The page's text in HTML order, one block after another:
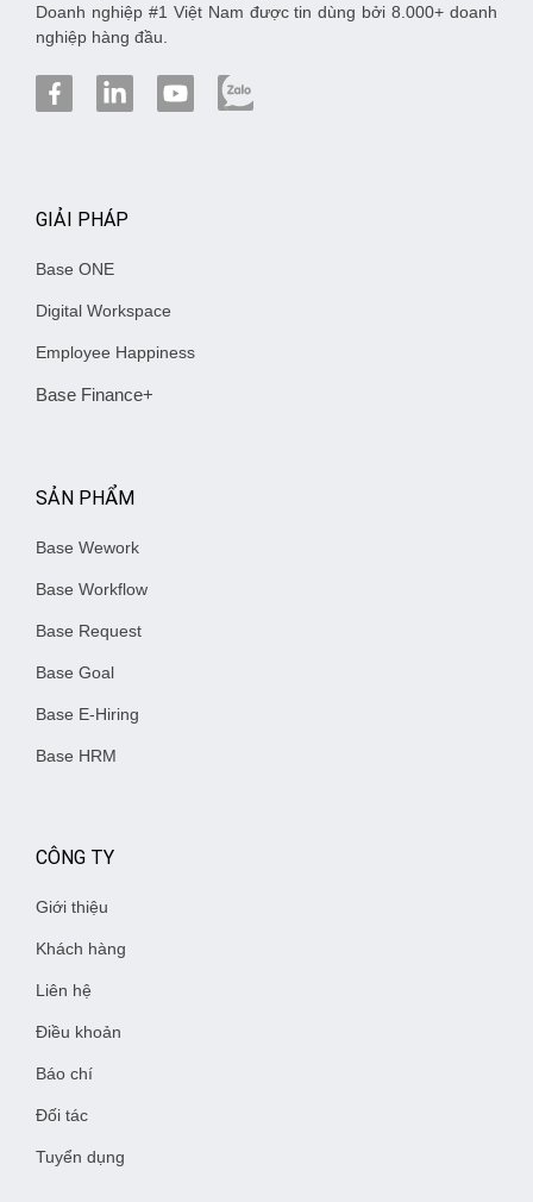
Doanh nghiệp #1 Việt Nam được tin dùng bởi 8.000+ doanh
nghiệp hàng đầu.
GIẢI PHÁP
Base ONE
Digital Workspace
Employee Happiness
Base Finance+
SẢN PHẨM
Base Wework
Base Workflow
Base Request
Base Goal
Base E-Hiring
Base HRM
CÔNG TY
Giới thiệu
Khách hàng
Liên hệ
Điều khoản
Báo chí
Đối tác
Tuyển dụng